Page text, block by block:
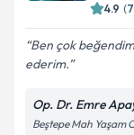
4.9 (
Ben çok
ederim.
Op. Dr. Emre
Beştepe Mah Yaşam